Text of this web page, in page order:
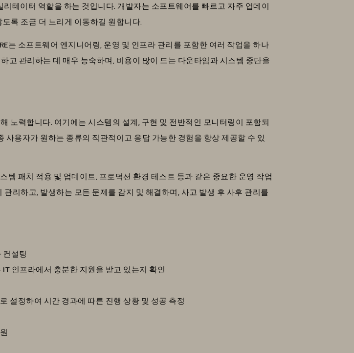
테이터 역할을 하는 것입니다. 개발자는 소프트웨어를 빠르고 자주 업데이
록 조금 더 느리게 이동하길 원합니다.
는 소프트웨어 엔지니어링, 운영 및 인프라 관리를 포함한 여러 작업을 하나
고 관리하는 데 매우 능숙하며, 비용이 많이 드는 다운타임과 시스템 중단을
노력합니다. 여기에는 시스템의 설계, 구현 및 전반적인 모니터링이 포함되
용자가 원하는 종류의 직관적이고 응답 가능한 경험을 항상 제공할 수 있
템 패치 적용 및 업데이트, 프로덕션 환경 테스트 등과 같은 중요한 운영 작업
리하고, 발생하는 모든 문제를 감지 및 해결하며, 사고 발생 후 사후 관리를
컨설팅
인프라에서 충분한 지원을 받고 있는지 확인
설정하여 시간 경과에 따른 진행 상황 및 성공 측정